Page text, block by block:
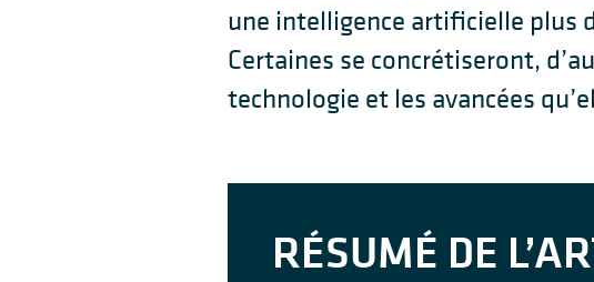
une intelligence artificielle plus
Certaines se concrétiseront,
technologie et les avancées
RÉSUMÉ DE